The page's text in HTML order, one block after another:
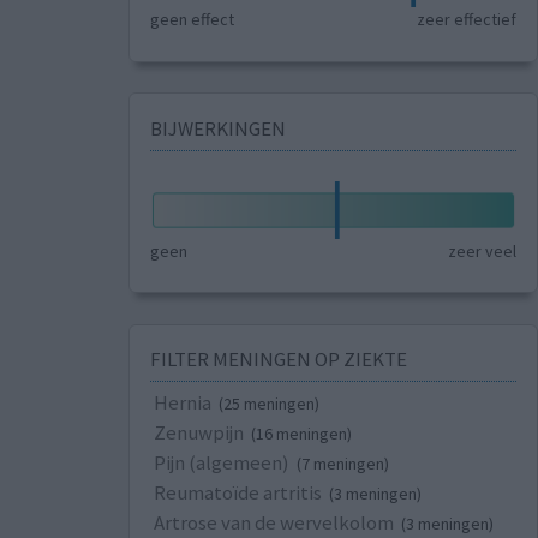
geen effect zeer effectief
BIJWERKINGEN
geen zeer veel
FILTER MENINGEN OP ZIEKTE
Hernia (25 meningen)
Zenuwpijn (16 meningen)
Pijn (algemeen) (7 meningen)
Reumatoïde artritis (3 meningen)
Artrose van de wervelkolom (3 meningen)